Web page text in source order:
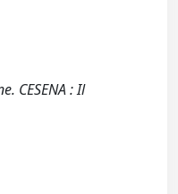
CESENA : Il